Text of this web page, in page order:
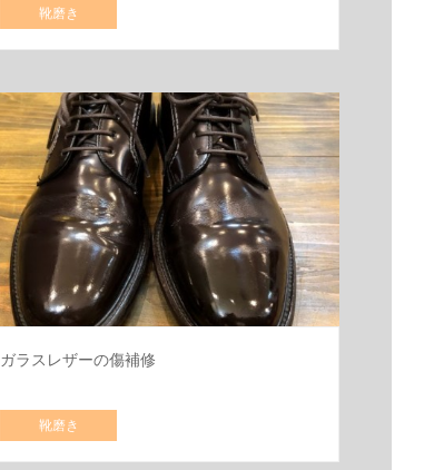
靴磨き
ガラスレザーの傷補修
靴磨き